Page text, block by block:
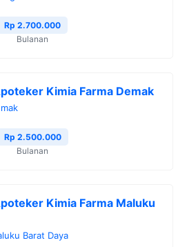
Rp 2.700.000
Bulanan
Kimia Farma Demak
Rp 2.500.000
Bulanan
Kimia Farma Maluku
Barat Daya